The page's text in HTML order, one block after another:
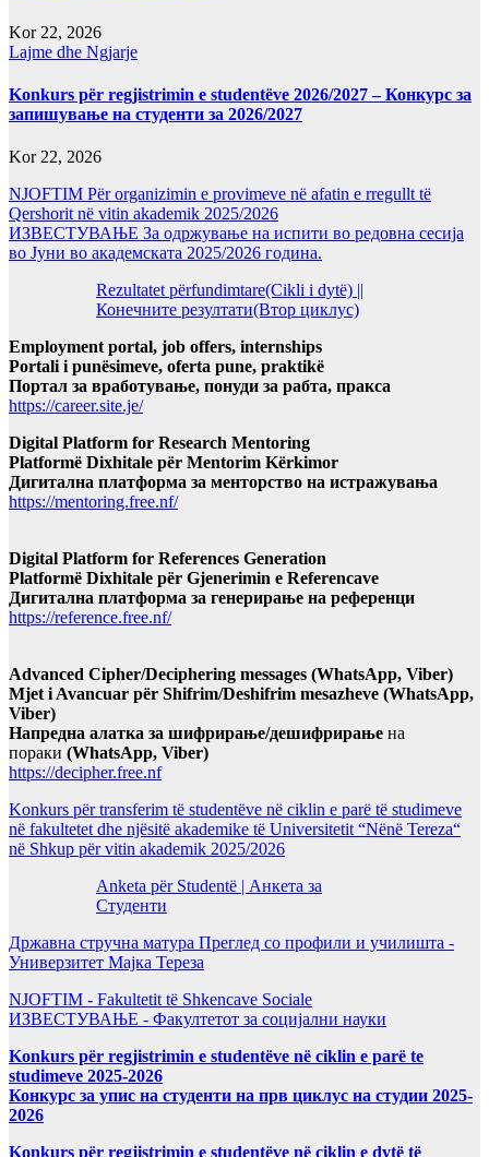
Kor 22, 2026
Lajme dhe Ngjarje
Konkurs për regjistrimin e studentëve 2026/2027 – Конкурс за
запишување на студенти за 2026/2027
Kor 22, 2026
NJOFTIM Për organizimin e provimeve në afatin e rregullt të
Qershorit në vitin akademik 2025/2026
ИЗВЕСТУВАЊЕ За одржување на испити во редовна сесија
во Јуни во академската 2025/2026 година.
Rezultatet përfundimtare(Cikli i dytë) ||
Конечните резултати(Втор циклус)
Employment portal, job offers, internships
Portali i punësimeve, oferta pune, praktikë
Портал за вработување, понуди за рабта, пракса
https://career.site.je/
Digital Platform for Research Mentoring
Platformë Dixhitale për Mentorim Kërkimor
Дигитална платформа за менторство на истражувања
https://mentoring.free.nf/
Digital Platform for References Generation
Platformë Dixhitale për Gjenerimin e Referencave
Дигитална платформа за генерирање на референци
https://reference.free.nf/
Advanced Cipher/Deciphering messages (WhatsApp, Viber)
Mjet i Avancuar për Shifrim/Deshifrim mesazheve (WhatsApp,
Viber)
Напредна алатка за шифрирање/дешифрирање на
пораки (WhatsApp, Viber)
https://decipher.free.nf
Konkurs për transferim të studentëve në ciklin e parë të studimeve
në fakultetet dhe njësitë akademike të Universitetit “Nënë Tereza“
në Shkup për vitin akademik 2025/2026
Anketa për Studentë | Анкета за
Студенти
Државна стручна матура Преглед со профили и училишта -
Универзитет Мајка Тереза
NJOFTIM - Fakultetit të Shkencave Sociale
ИЗВЕСТУВАЊЕ - Факултетот за социјални науки
Konkurs për regjistrimin e studentëve në ciklin e parë te
studimeve 2025-2026
Конкурс за упис на студенти на прв циклус на студии 2025-
2026
Konkurs për regjistrimin e studentëve në ciklin e dytë të